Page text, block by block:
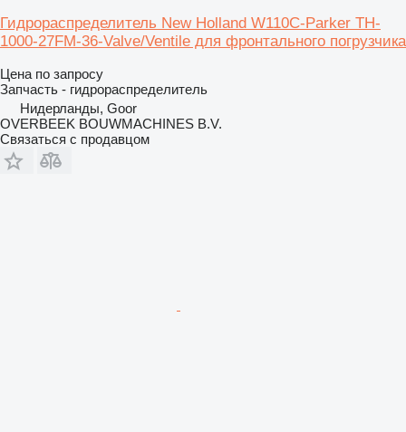
Гидрораспределитель New Holland W110C-Parker TH-
1000-27FM-36-Valve/Ventile для фронтального погрузчика
Цена по запросу
Запчасть - гидрораспределитель
Нидерланды, Goor
OVERBEEK BOUWMACHINES B.V.
Связаться с продавцом